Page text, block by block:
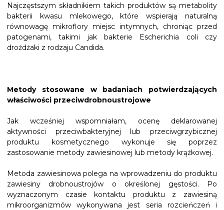
Najczęstszym składnikiem takich produktów są metabolity
bakterii kwasu mlekowego, które wspierają naturalną
równowagę mikroflory miejsc intymnych, chroniąc przed
patogenami, takimi jak bakterie Escherichia coli czy
drożdżaki z rodzaju Candida.
Metody stosowane w badaniach potwierdzających
właściwości przeciwdrobnoustrojowe
Jak wcześniej wspomniałam, ocenę deklarowanej
aktywności przeciwbakteryjnej lub przeciwgrzybicznej
produktu kosmetycznego wykonuje się poprzez
zastosowanie metody zawiesinowej lub metody krążkowej.
Metoda zawiesinowa polega na wprowadzeniu do produktu
zawiesiny drobnoustrojów o określonej gęstości. Po
wyznaczonym czasie kontaktu produktu z zawiesiną
mikroorganizmów wykonywana jest seria rozcieńczeń i